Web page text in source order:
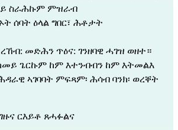
ስራሕኩም ምዝራብ
ሰባት ዕላል ግበር፣ ሕቶታት
መድሕን ጥዕና: ገንዘባዊ ሓገዝ ወዘተ።
ጌርኩም ከም እተንብብን ከም እትመልእ
ኣገባባት ምፍጻም፡ ሕሳብ ባንክ፡ ወረቐት
ርእይቶ ጸሓፉልና